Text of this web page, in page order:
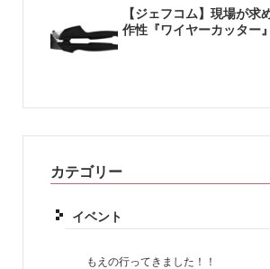
【ジェフコム】現場が求
作性『ワイヤーカッター』
カテゴリー
イベント
もえの行ってきました！！